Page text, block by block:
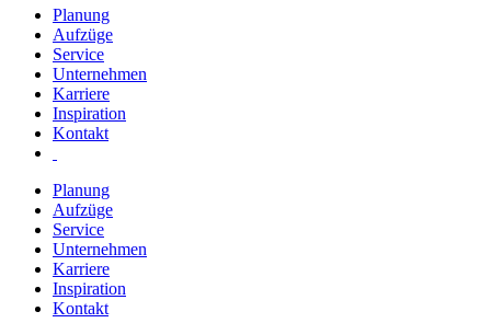
Planung
Aufzüge
Service
Unternehmen
Karriere
Inspiration
Kontakt
Planung
Aufzüge
Service
Unternehmen
Karriere
Inspiration
Kontakt